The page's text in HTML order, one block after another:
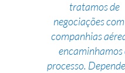
tratamos de
negociações
companhias
encaminhamos
processo.